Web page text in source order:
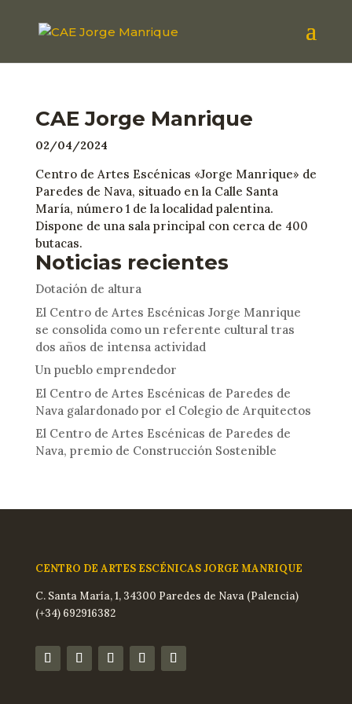
CAE Jorge Manrique
02/04/2024
Centro de Artes Escénicas «Jorge Manrique» de
Paredes de Nava, situado en la Calle Santa
María, número 1 de la localidad palentina.
Dispone de una sala principal con cerca de 400
butacas.
Noticias recientes
Dotación de altura
El Centro de Artes Escénicas Jorge Manrique
se consolida como un referente cultural tras
dos años de intensa actividad
Un pueblo emprendedor
El Centro de Artes Escénicas de Paredes de
Nava galardonado por el Colegio de Arquitectos
El Centro de Artes Escénicas de Paredes de
Nava, premio de Construcción Sostenible
CENTRO DE ARTES ESCÉNICAS JORGE MANRIQUE
C. Santa María, 1, 34300 Paredes de Nava (Palencia)
(+34) 692916382